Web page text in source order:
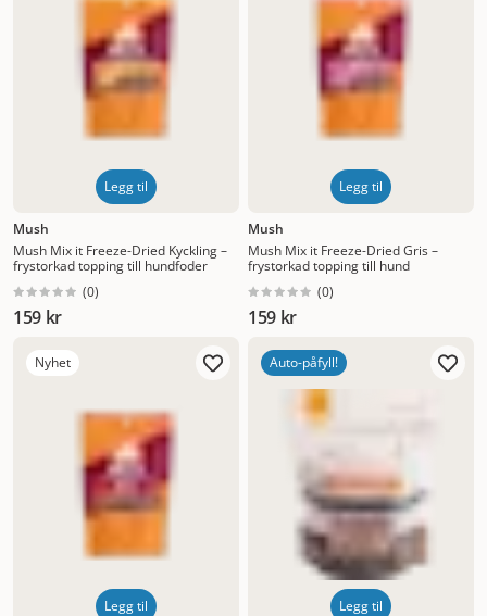
Legg til
Mush
Mush Mix it Freeze-Dried Kyckling –
frystorkad topping till hundfoder
(0)
159 kr
Legg til
Mush
Mush Mix it Freeze-Dried Gris –
frystorkad topping till hund
(0)
159 kr
Nyhet
Legg til
Auto-påfyll!
Legg til